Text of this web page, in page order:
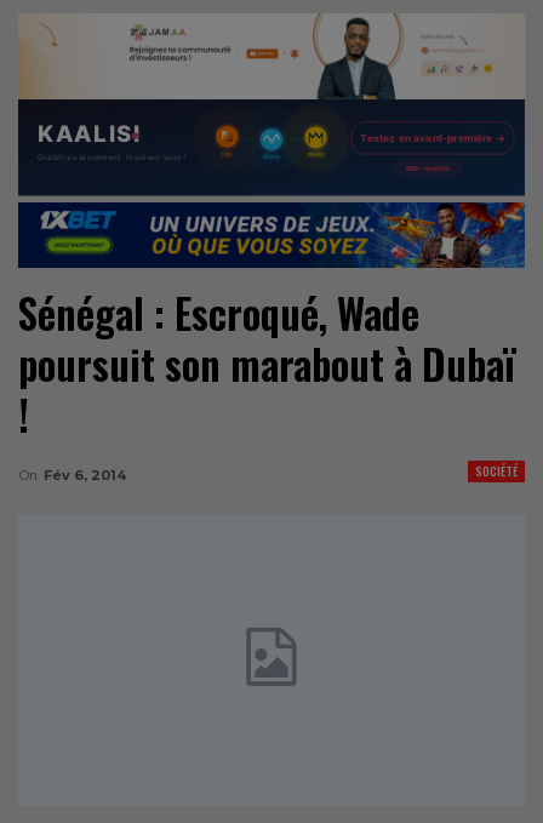
Sénégal : Escroqué, Wade
poursuit son marabout à Dubaï
!
SOCIÉTÉ
On Fév 6, 2014